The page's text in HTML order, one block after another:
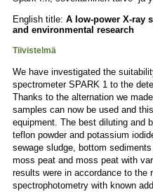
English title: A low-power X-ray
and environmental research
Tiivistelmä
We have investigated the
spectrometer SPARK 1 to the
Thanks to the alternation we
samples can now be used and
equipment. The best diluting and
teflon powder and potassium
sewage sludge, bottom
moss peat and moss peat with
results were in accordance to the
spectrophotometry with known